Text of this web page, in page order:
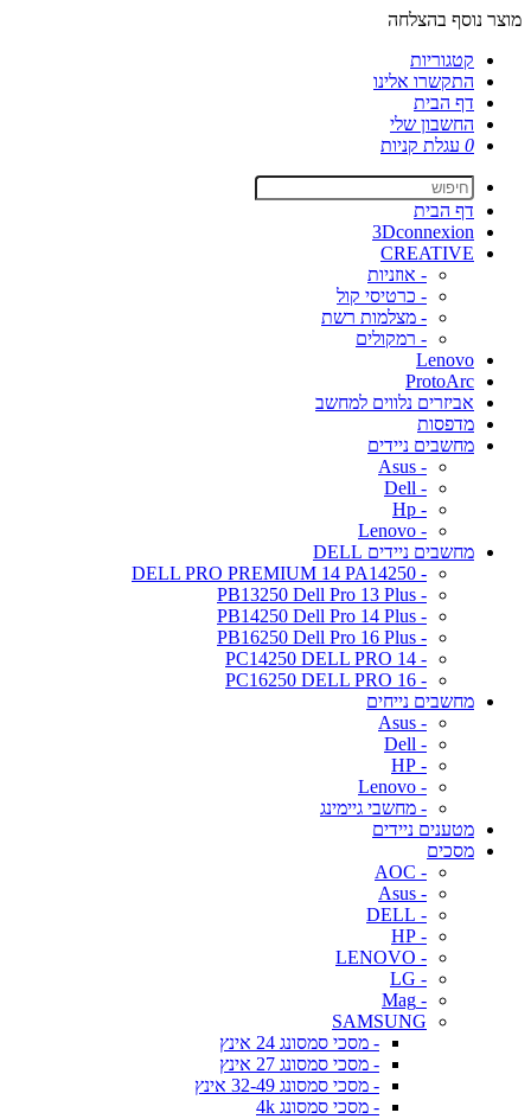
מוצר נוסף בהצלחה
קטגוריות
התקשרו אלינו
דף הבית
החשבון שלי
0 עגלת קניות
דף הבית
3Dconnexion
CREATIVE
- אוזניות
- כרטיסי קול
- מצלמות רשת
- רמקולים
Lenovo
ProtoArc
אביזרים נלווים למחשב
מדפסות
מחשבים ניידים
- Asus
- Dell
- Hp
- Lenovo
מחשבים ניידים DELL
- DELL PRO PREMIUM 14 PA14250
- PB13250 Dell Pro 13 Plus
- PB14250 Dell Pro 14 Plus
- PB16250 Dell Pro 16 Plus
- PC14250 DELL PRO 14
- PC16250 DELL PRO 16
מחשבים נייחים
- Asus
- Dell
- HP
- Lenovo
- מחשבי גיימינג
מטענים ניידים
מסכים
- AOC
- Asus
- DELL
- HP
- LENOVO
- LG
- Mag
SAMSUNG
- מסכי סמסונג 24 אינץ
- מסכי סמסונג 27 אינץ
- מסכי סמסונג 32-49 אינץ
- מסכי סמסונג 4k